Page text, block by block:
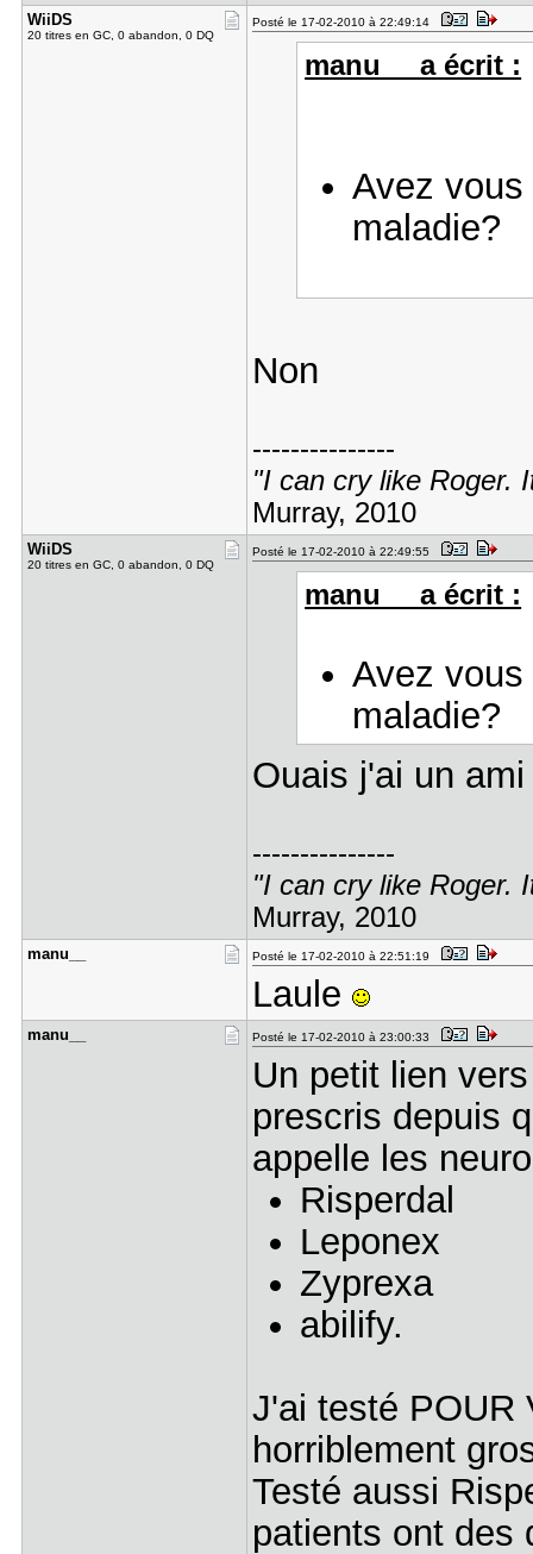
WiiDS
20 titres en GC, 0 abandon, 0 DQ
Posté le 17-02-2010 à 22:49:14
manu__ a écrit :
Avez
maladie?
Non
---------------
"I can cry like Roger.
Murray, 2010
WiiDS
20 titres en GC, 0 abandon, 0 DQ
Posté le 17-02-2010 à 22:49:55
manu__ a écrit :
Avez
maladie?
Ouais j'ai un
---------------
"I can cry like Roger.
Murray, 2010
manu__ Posté le 17-02-2010 à 22:51:19
Laule
manu__ Posté le 17-02-2010 à 23:00:33
Un petit lien
prescris depuis
appelle les
Risperdal
Leponex
Zyprexa
abilify.
J'ai testé
horriblement
Testé aussi
patients ont des